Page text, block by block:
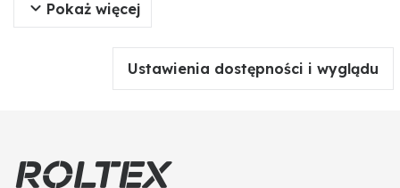
B (mm): 25
Pokaż więcej
Ustawienia dostępności i wyglądu